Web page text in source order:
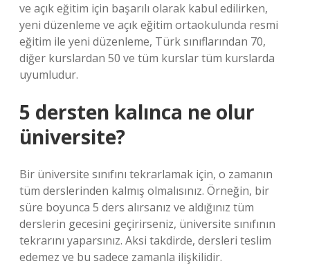
ve açık eğitim için başarılı olarak kabul edilirken,
yeni düzenleme ve açık eğitim ortaokulunda resmi
eğitim ile yeni düzenleme, Türk sınıflarından 70,
diğer kurslardan 50 ve tüm kurslar tüm kurslarda
uyumludur.
5 dersten kalınca ne olur
üniversite?
Bir üniversite sınıfını tekrarlamak için, o zamanın
tüm derslerinden kalmış olmalısınız. Örneğin, bir
süre boyunca 5 ders alırsanız ve aldığınız tüm
derslerin gecesini geçirirseniz, üniversite sınıfının
tekrarını yaparsınız. Aksi takdirde, dersleri teslim
edemez ve bu sadece zamanla ilişkilidir.